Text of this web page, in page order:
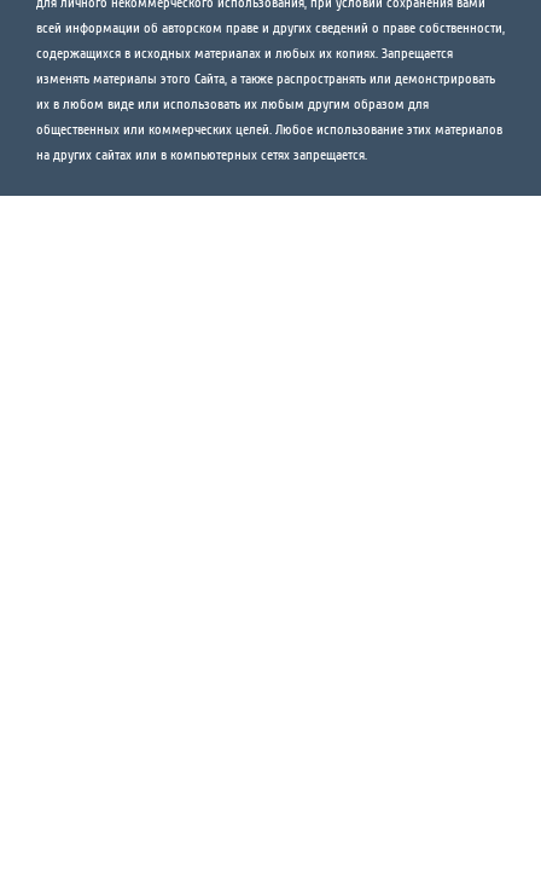
всей информации об авторском праве и других сведений о праве собственности,
содержащихся в исходных материалах и любых их копиях. Запрещается
изменять материалы этого Сайта, а также распространять или демонстрировать
их в любом виде или использовать их любым другим образом для
общественных или коммерческих целей. Любое использование этих материалов
на других сайтах или в компьютерных сетях запрещается.